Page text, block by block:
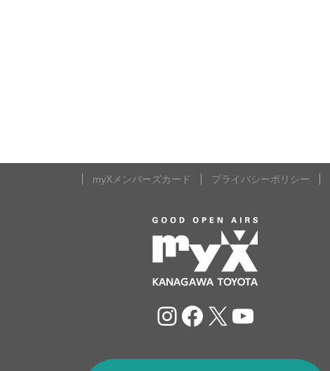
myXメンバーズカード プライバシーポリシー
Instagram
Facebook
X YouTube